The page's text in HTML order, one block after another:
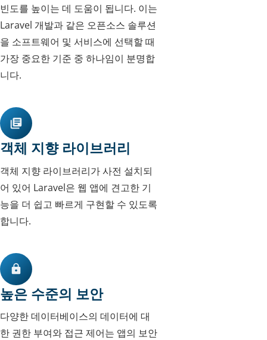
빈도를 높이는 데 도움이 됩니다. 이는
Laravel 개발과 같은 오픈소스 솔루션
을 소프트웨어 및 서비스에 선택할 때
가장 중요한 기준 중 하나임이 분명합
니다.
객체 지향 라이브러리
객체 지향 라이브러리가 사전 설치되
어 있어 Laravel은 웹 앱에 견고한 기
능을 더 쉽고 빠르게 구현할 수 있도록
합니다.
높은 수준의 보안
다양한 데이터베이스의 데이터에 대
한 권한 부여와 접근 제어는 앱의 보안